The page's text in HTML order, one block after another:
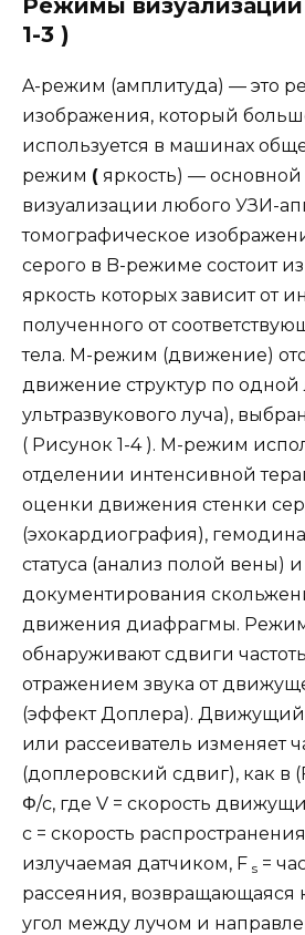
1-3 )
A-режим (амплитуда) — это
изображения, который
используется в машинах
режим ( яркость) —
визуализации любого УЗИ-
томографическое
серого в B-режиме состоит
яркость которых зависит от
полученного от
тела. М-режим (движение)
движение структур по
ультразвукового луча),
( Рисунок 1-4 ). М-режим
отделении интенсивной
оценки движения стенки
(эхокардиография),
статуса (анализ полой вены) и
документирования
движения диафрагмы.
обнаруживают сдвиги
отражением звука от
(эффект Доплера).
или рассеиватель изменяет
(доплеровский сдвиг), как в
Φ/c, где V = скорость
c = скорость
излучаемая датчиком, F s =
рассеяния, возвращающаяся
угол между лучом и